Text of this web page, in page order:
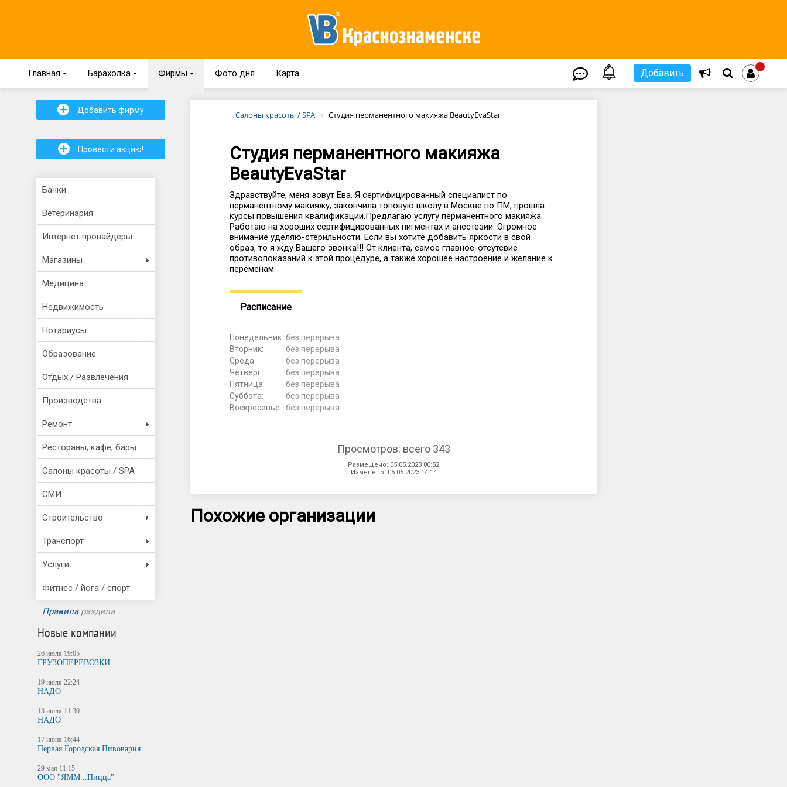
Главная { Барахолка { Фирмы { Фото дня Карта Добавить
+ Добавить фирму
+ Провести акцию!
Банки
Ветеринария
Интернет провайдеры
Магазины
Медицина
Недвижимость
Нотариусы
Образование
Отдых / Развлечения
Производства
Ремонт
Рестораны, кафе, бары
Салоны красоты / SPA
СМИ
Строительство
Транспорт
Услуги
Фитнес / йога / спорт
Правилараздела
Новые компании
26 июля 19:05
ГРУЗОПЕРЕВОЗКИ
19 июля 22:24
НАДО
13 июля 11:30
НАДО
17 июня 16:44
Первая Городская Пивоварня
29 мая 11:15
ООО "ЯММ...Пицца"
Салоны красоты / SPA Студия перманентного макияжа BeautyEvaStar
Студия перманентного макияжа
BeautyEvaStar
Здравствуйте, меня зовут Ева. Я сертифицированный специалист по
перманентному макияжу, закончила топовую школу в Москве по ПМ, прошла
курсы повышения квалификации.Предлагаю услугу перманентного макияжа.
Работаю на хороших сертифицированных пигментах и анестезии. Огромное
внимание уделяю-стерильности. Если вы хотите добавить яркости в свой
образ, то я жду Вашего звонка!!! От клиента, самое главное-отсутсвие
противопоказаний к этой процедуре, а также хорошее настроение и желание к
переменам.
Расписание
Понедельник:
Вторник:
Среда:
Четверг:
Пятница:
Суббота:
Воскресенье:
без перерыва
без перерыва
без перерыва
без перерыва
без перерыва
без перерыва
без перерыва
Просмотров: всего 343
Размещено: 05.05.2023 00:52
Изменено: 05.05.2023 14:14
Похожие организации